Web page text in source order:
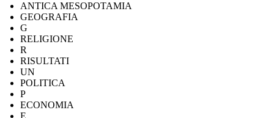
ANTICA MESOPOTAMIA
GEOGRAFIA
G
RELIGIONE
R
RISULTATI
UN
POLITICA
P
ECONOMIA
E